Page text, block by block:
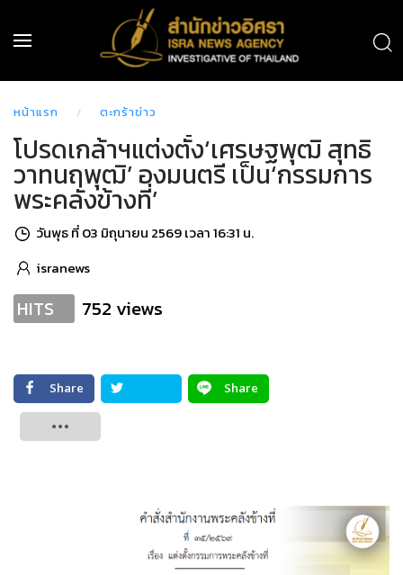
หน้าแรก ตะกร้าข่าว
โปรดเกล้าฯแต่งตั้ง‘เศรษฐพุฒิ สุทธิ
วาทนฤพุฒิ’ องมนตรี เป็น‘กรรมการ
พระคลังข้างที่’
วันพุธ ที่ 03 มิถุนายน 2569 เวลา 16:31 น.
isranews
HITS 752 views
Share
Share